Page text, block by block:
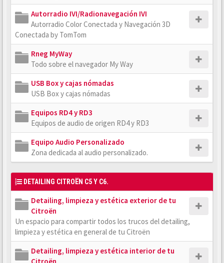
Autorradio IVI/Radionavegación IVI
Autorradio Color Conectada y Navegación 3D
Conectada by TomTom
Rneg MyWay
Todo sobre el navegador My Way
USB Box y cajas nómadas
USB Box y cajas nómadas
Equipos RD4 y RD3
Equipos de audio de origen RD4 y RD3
Equipo Audio Personalizado
Zona dedicada al audio personalizado.
DETAILING CITROËN C5 Y C6.
Detailing, limpieza y estética exterior de tu
Citroën
Un espacio para compartir todos los trucos del detailing,
limpieza y estética en general de tu Citroën
Detailing, limpieza y estética interior de tu